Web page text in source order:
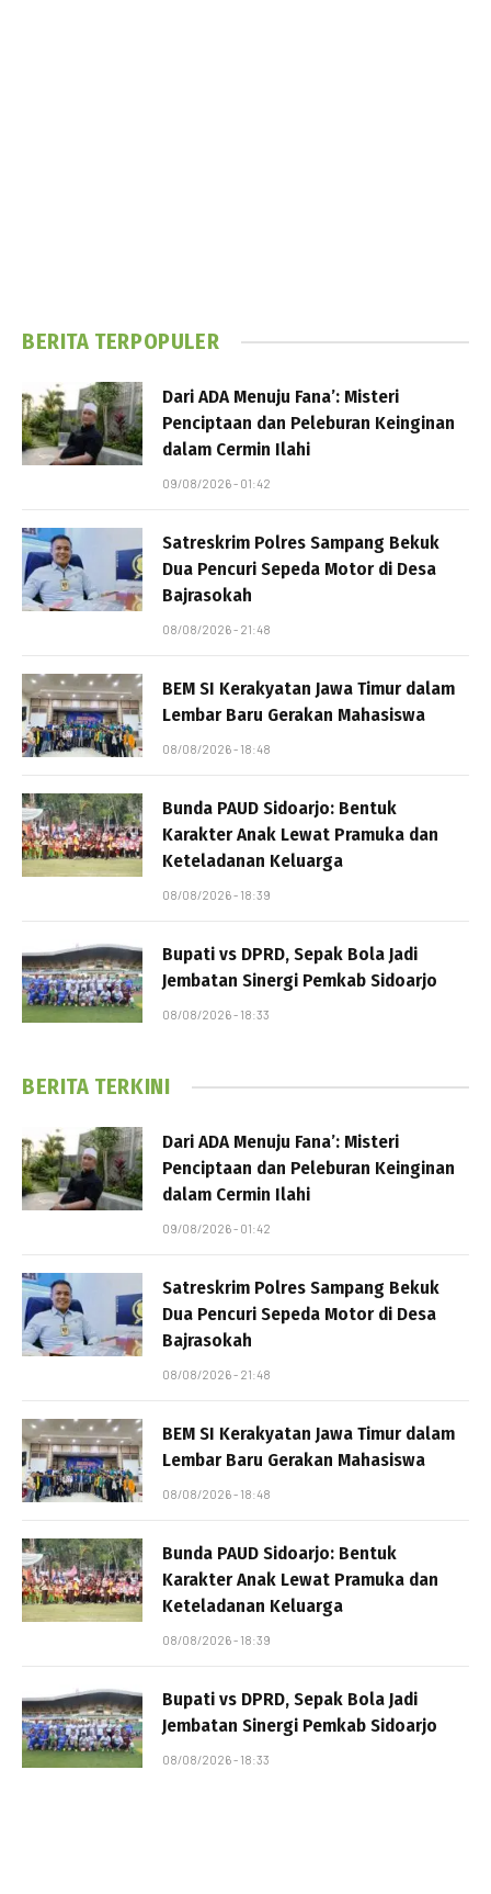
BERITA TERPOPULER
Dari ADA Menuju Fana’: Misteri
Penciptaan dan Peleburan Keinginan
dalam Cermin Ilahi
09/08/2026 - 01:42
Satreskrim Polres Sampang Bekuk
Dua Pencuri Sepeda Motor di Desa
Bajrasokah
08/08/2026 - 21:48
BEM SI Kerakyatan Jawa Timur dalam
Lembar Baru Gerakan Mahasiswa
08/08/2026 - 18:48
Bunda PAUD Sidoarjo: Bentuk
Karakter Anak Lewat Pramuka dan
Keteladanan Keluarga
08/08/2026 - 18:39
Bupati vs DPRD, Sepak Bola Jadi
Jembatan Sinergi Pemkab Sidoarjo
08/08/2026 - 18:33
BERITA TERKINI
Dari ADA Menuju Fana’: Misteri
Penciptaan dan Peleburan Keinginan
dalam Cermin Ilahi
09/08/2026 - 01:42
Satreskrim Polres Sampang Bekuk
Dua Pencuri Sepeda Motor di Desa
Bajrasokah
08/08/2026 - 21:48
BEM SI Kerakyatan Jawa Timur dalam
Lembar Baru Gerakan Mahasiswa
08/08/2026 - 18:48
Bunda PAUD Sidoarjo: Bentuk
Karakter Anak Lewat Pramuka dan
Keteladanan Keluarga
08/08/2026 - 18:39
Bupati vs DPRD, Sepak Bola Jadi
Jembatan Sinergi Pemkab Sidoarjo
08/08/2026 - 18:33